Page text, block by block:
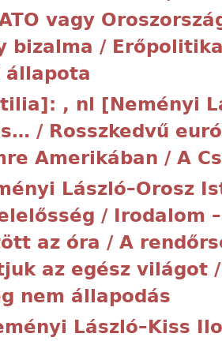
vagy
bizalma /
állapota
, nl [Neményi
/ Rosszkedvű
Amerikában / A
László–Orosz
/ Irodalom
az óra / A
az egész világot
nem állapodás
László–Kiss